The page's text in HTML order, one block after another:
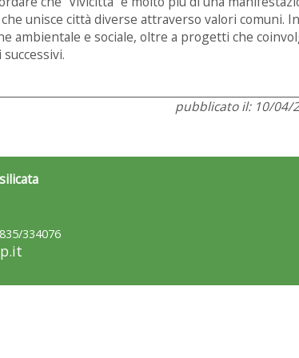
unisce città diverse attraverso valori comuni.
ambientale e sociale, oltre a progetti che
pubblicato il: 10/04/
334076